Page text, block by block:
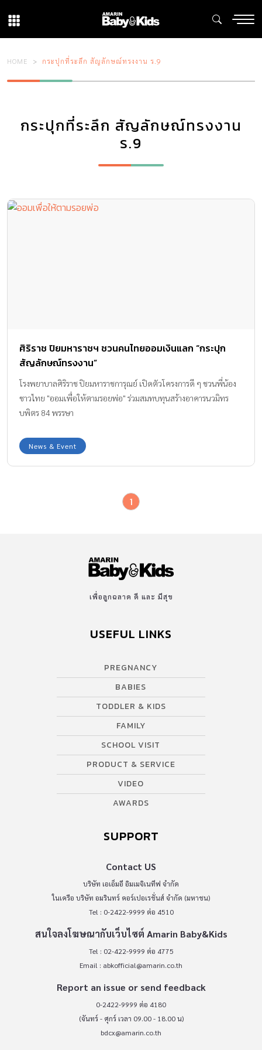
HOME กระปุกที่ระลึก สัญลักษณ์ทรงงาน ร.9
กระปุกที่ระลึก สัญลักษณ์ทรงงาน
ร.9
ศิริราช ปิยมหาราชฯ ชวนคนไทยออมเงินแลก “กระปุก
สัญลักษณ์ทรงงาน”
โรงพยาบาลศิริราช ปิยมหาราชการุณย์ เปิดตัวโครงการดี ๆ ชวนพี่น้อง
ชาวไทย "ออมเพื่อให้ตามรอยพ่อ" ร่วมสมทบทุนสร้างอาคารนวมิทร
บพิตร 84 พรรษา
News & Event
1
เพื่อลูกฉลาด ดี และ มีสุข
USEFUL LINKS
PREGNANCY
BABIES
TODDLER & KIDS
FAMILY
SCHOOL VISIT
PRODUCT & SERVICE
VIDEO
AWARDS
SUPPORT
Contact US
บริษัท เอเอ็มอี อิมเมจิเนทีฟ จำกัด
ในเครือ บริษัท อมรินทร์ คอร์เปอเรชั่นส์ จำกัด (มหาชน)
Tel : 0-2422-9999 ต่อ 4510
สนใจลงโฆษณากับเว็บไซต์ Amarin Baby&Kids
Tel : 02-422-9999 ต่อ 4775
Email : abkofficial@amarin.co.th
Report an issue or send feedback
0-2422-9999 ต่อ 4180
(จันทร์ - ศุกร์ เวลา 09.00 - 18.00 น)
bdcx@amarin.co.th